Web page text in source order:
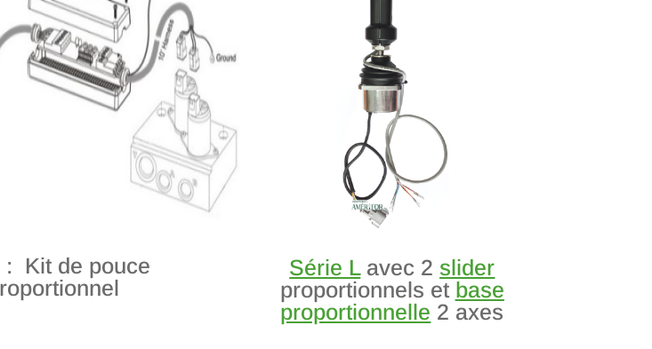
: Kit de pouce
Série Lavec 2 slider
proportionnels et base
proportionnelle 2 axes